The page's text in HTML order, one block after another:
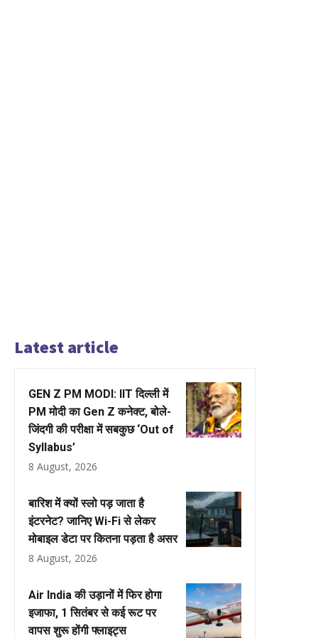
Latest article
GEN Z PM MODI: IIT दिल्ली में
PM मोदी का Gen Z कनेक्ट, बोले-
जिंदगी की परीक्षा में सबकुछ ‘Out of
Syllabus’
8 August, 2026
बारिश में क्यों स्लो पड़ जाता है
इंटरनेट? जानिए Wi-Fi से लेकर
मोबाइल डेटा पर कितना पड़ता है असर
8 August, 2026
Air India की उड़ानों में फिर होगा
इजाफा, 1 सितंबर से कई रूट पर
वापस शुरू होंगी फ्लाइट्स